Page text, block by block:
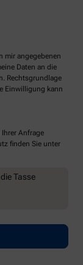
mir angegebenen
Daten an die
Rechtsgrundlage
Einwilligung kann
Anfrage
finden Sie unter
die Tasse